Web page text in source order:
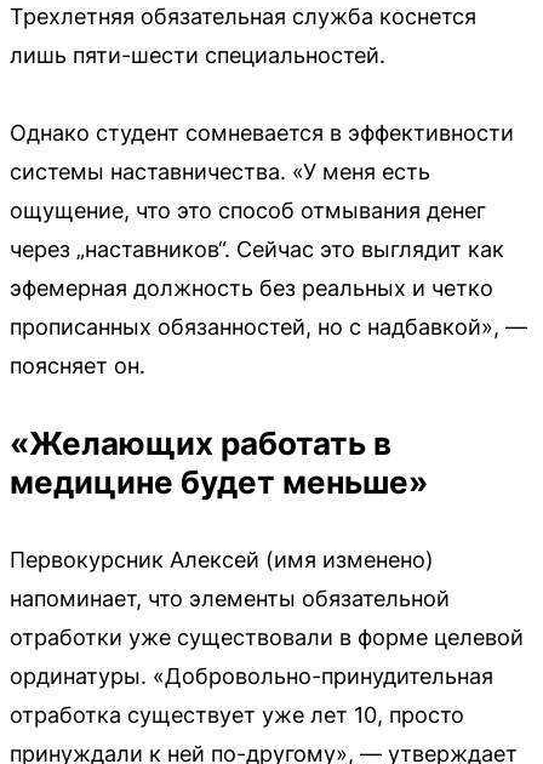
Трехлетняя обязательная служба коснется
лишь пяти-шести специальностей.
Однако студент сомневается в эффективности
системы наставничества. «У меня есть
ощущение, что это способ отмывания денег
через „наставников“. Сейчас это выглядит как
эфемерная должность без реальных и четко
прописанных обязанностей, но с надбавкой», —
поясняет он.
«Желающих работать в
медицине будет меньше»
Первокурсник Алексей (имя изменено)
напоминает, что элементы обязательной
отработки уже существовали в форме целевой
ординатуры. «Добровольно-принудительная
отработка существует уже лет 10, просто
принуждали к ней по-другому», — утверждает